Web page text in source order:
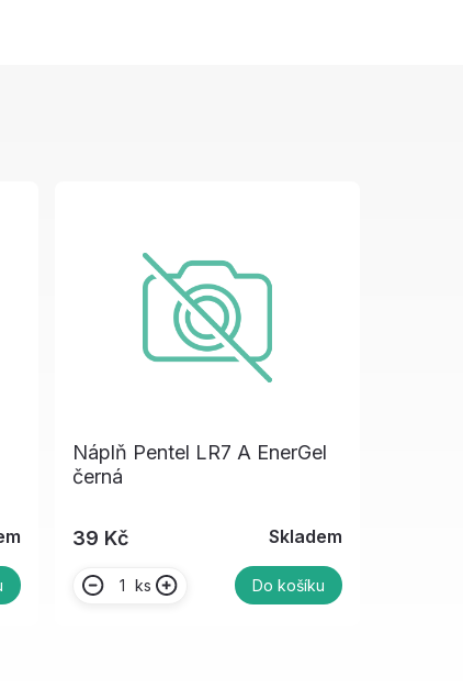
Náplň Pentel LR7 A EnerGel
černá
39 Kč Skladem
ks Do košíku